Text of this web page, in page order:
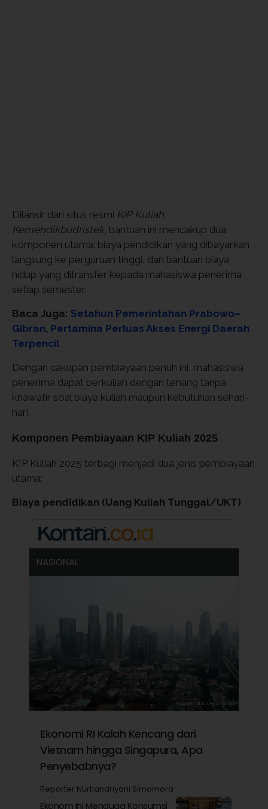
Dilansir dari situs resmi KIP Kuliah
Kemendikbudristek, bantuan ini mencakup dua
komponen utama: biaya pendidikan yang dibayarkan
langsung ke perguruan tinggi, dan bantuan biaya
hidup yang ditransfer kepada mahasiswa penerima
setiap semester.
Baca Juga: Setahun Pemerintahan Prabowo–
Gibran, Pertamina Perluas Akses Energi Daerah
Terpencil
Dengan cakupan pembiayaan penuh ini, mahasiswa
penerima dapat berkuliah dengan tenang tanpa
khawatir soal biaya kuliah maupun kebutuhan sehari-
hari.
Komponen Pembiayaan KIP Kuliah 2025
KIP Kuliah 2025 terbagi menjadi dua jenis pembiayaan
utama:
Biaya pendidikan (Uang Kuliah Tunggal/UKT)
NASIONAL
Ekonomi RI Kalah Kencang dari
Vietnam hingga Singapura, Apa
Penyebabnya?
Reporter Nurtiandriyani Simamora
Ekonom Ini Menduga Konsumsi